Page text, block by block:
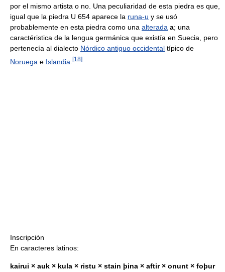
por el mismo artista o no. Una peculiaridad de esta piedra es que,
igual que la piedra U 654 aparece la runa-u y se usó
probablemente en esta piedra como una alterada a; una
caractéristica de la lengua germánica que existía en Suecia, pero
pertenecía al dialecto Nórdico antiguo occidental típico de
Noruega e Islandia [18]
Inscripción
En caracteres latinos:
kairui × auk × kula × ristu × stain þina × aftir × onunt × foþur